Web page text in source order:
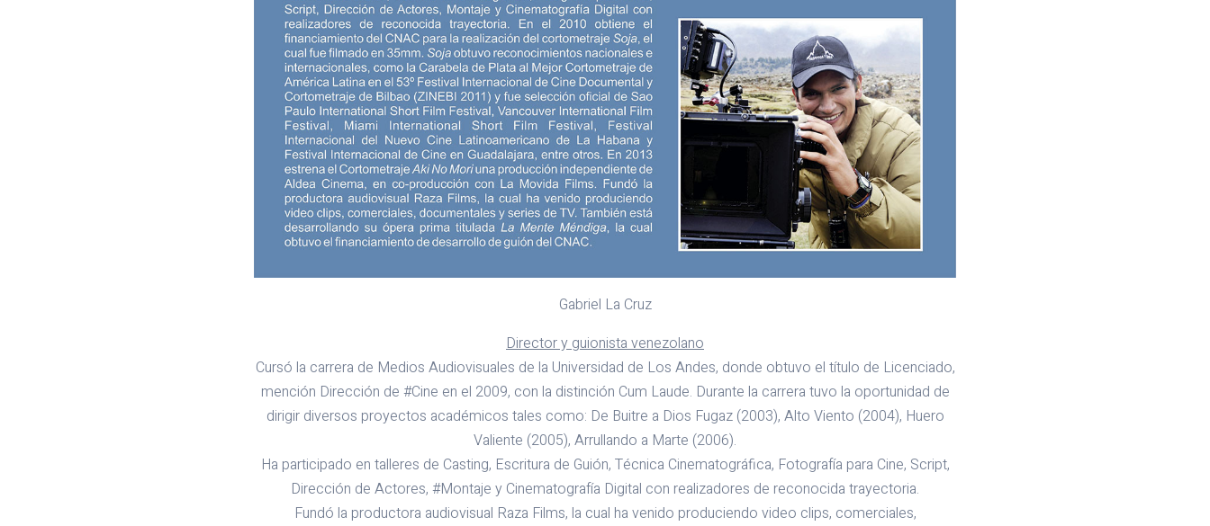
Gabriel La Cruz
Director y guionista venezolano
Cursó la carrera de Medios Audiovisuales de la Universidad de Los Andes, donde obtuvo el título de Licenciado,
mención Dirección de #Cine en el 2009, con la distinción Cum Laude. Durante la carrera tuvo la oportunidad de
dirigir diversos proyectos académicos tales como: De Buitre a Dios Fugaz (2003), Alto Viento (2004), Huero
Valiente (2005), Arrullando a Marte (2006).
Ha participado en talleres de Casting, Escritura de Guión, Técnica Cinematográfica, Fotografía para Cine, Script,
Dirección de Actores, #Montaje y Cinematografía Digital con realizadores de reconocida trayectoria.
Fundó la productora audiovisual Raza Films, la cual ha venido produciendo video clips, comerciales,